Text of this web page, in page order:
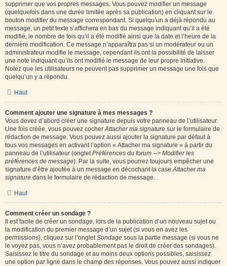
supprimer que vos propres messages. Vous pouvez modifier un message
(quelquefois dans une durée limitée après sa publication) en cliquant sur le
bouton modifierdu message correspondant. Si quelqu’un a déjà répondu au
message, un petit texte s’affichera en bas du message indiquant qu’il a été
modifié, le nombre de fois qu’il a été modifié ainsi que la date et l’heure de la
dernière modification. Ce message n’apparaîtra pas si un modérateur ou un
administrateur modifie le message, cependant ils ont la possibilité de laisser
une note indiquant qu’ils ont modifié le message de leur propre initiative.
Notez que les utilisateurs ne peuvent pas supprimer un message une fois que
quelqu’un y a répondu.
Haut
Comment ajouter une signature à mes messages ?
Vous devez d’abord créer une signature depuis votre panneau de l’utilisateur.
Une fois créée, vous pouvez cocherAttacher ma signature sur le formulaire de
rédaction de message. Vous pouvez aussi ajouter la signature par défaut à
tous vos messages en activant l’option « Attacher ma signature » à partir du
panneau de l’utilisateur (ongletPréférences du forum --> Modifier les
préférences de message). Par la suite, vous pourrez toujours empêcher une
signature d’être ajoutée à un message en décochant la caseAttacher ma
signature dans le formulaire de rédaction de message.
Haut
Comment créer un sondage ?
Il est facile de créer un sondage, lors de la publication d’un nouveau sujet ou
la modification du premier message d’un sujet (si vous en avez les
permissions), cliquez sur l’ongletSondage sous la partie message (si vous ne
le voyez pas, vous n’avez probablement pas le droit de créer des sondages).
Saisissez le titre du sondage et au moins deux options possibles, saisissez
une option par ligne dans le champ des réponses. Vous pouvez aussi indiquer